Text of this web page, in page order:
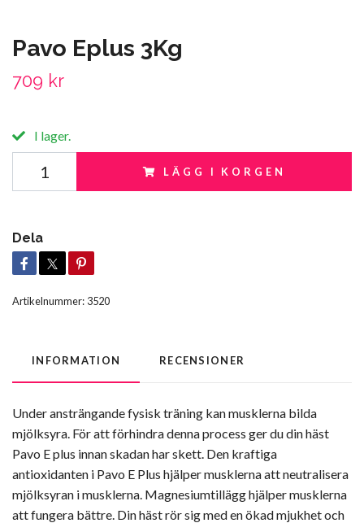
Pavo Eplus 3Kg
709 kr
I lager.
LÄGG I KORGEN
Dela
Artikelnummer: 3520
INFORMATION RECENSIONER
Under ansträngande fysisk träning kan musklerna bilda
mjölksyra. För att förhindra denna process ger du din häst
Pavo E plus innan skadan har skett. Den kraftiga
antioxidanten i Pavo E Plus hjälper musklerna att neutralisera
mjölksyran i musklerna. Magnesiumtillägg hjälper musklerna
att fungera bättre. Din häst rör sig med en ökad mjukhet och